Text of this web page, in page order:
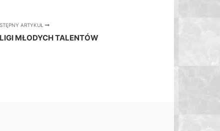
ARTYKUŁ
MŁODYCH TALENTÓW